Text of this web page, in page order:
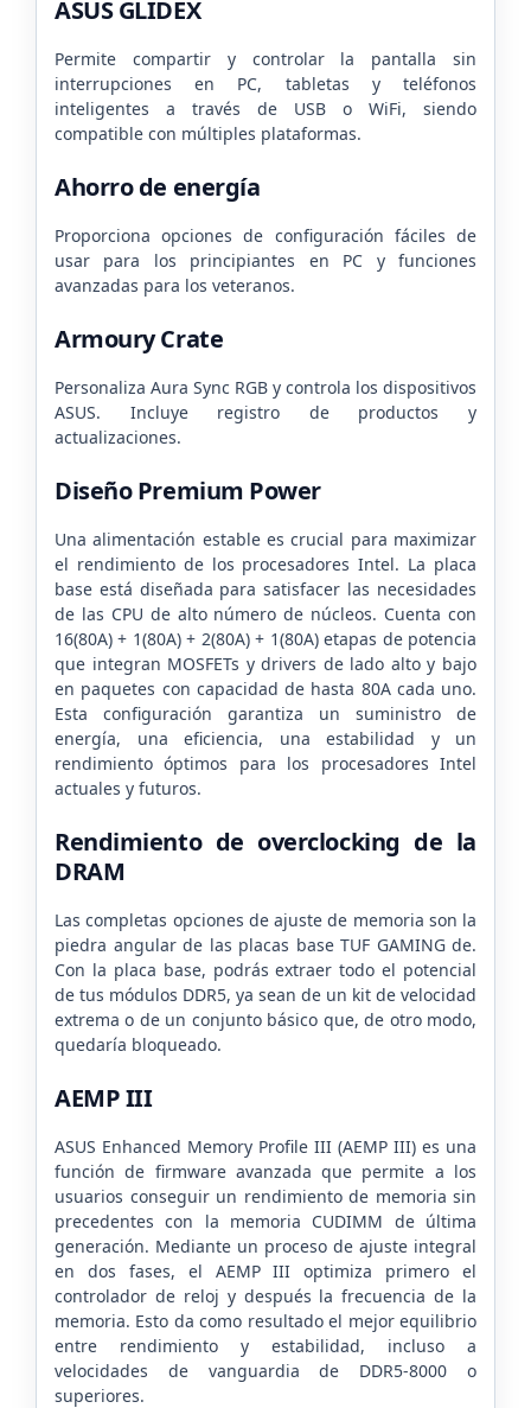
ASUS GLIDEX
Permite compartir y controlar la pantalla sin
interrupciones en PC, tabletas y teléfonos
inteligentes a través de USB o WiFi, siendo
compatible con múltiples plataformas.
Ahorro de energía
Proporciona opciones de configuración fáciles de
usar para los principiantes en PC y funciones
avanzadas para los veteranos.
Armoury Crate
Personaliza Aura Sync RGB y controla los dispositivos
ASUS. Incluye registro de productos y
actualizaciones.
Diseño Premium Power
Una alimentación estable es crucial para maximizar
el rendimiento de los procesadores Intel. La placa
base está diseñada para satisfacer las necesidades
de las CPU de alto número de núcleos. Cuenta con
16(80A) + 1(80A) + 2(80A) + 1(80A) etapas de potencia
que integran MOSFETs y drivers de lado alto y bajo
en paquetes con capacidad de hasta 80A cada uno.
Esta configuración garantiza un suministro de
energía, una eficiencia, una estabilidad y un
rendimiento óptimos para los procesadores Intel
actuales y futuros.
Rendimiento de overclocking de la
DRAM
Las completas opciones de ajuste de memoria son la
piedra angular de las placas base TUF GAMING de.
Con la placa base, podrás extraer todo el potencial
de tus módulos DDR5, ya sean de un kit de velocidad
extrema o de un conjunto básico que, de otro modo,
quedaría bloqueado.
AEMP III
ASUS Enhanced Memory Profile III (AEMP III) es una
función de firmware avanzada que permite a los
usuarios conseguir un rendimiento de memoria sin
precedentes con la memoria CUDIMM de última
generación. Mediante un proceso de ajuste integral
en dos fases, el AEMP III optimiza primero el
controlador de reloj y después la frecuencia de la
memoria. Esto da como resultado el mejor equilibrio
entre rendimiento y estabilidad, incluso a
velocidades de vanguardia de DDR5-8000 o
superiores.